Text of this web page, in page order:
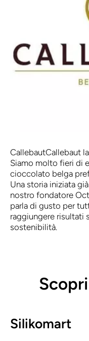
CallebautCallebaut
Siamo molto fieri di
cioccolato belga
Una storia iniziata
nostro fondatore
parla di gusto per
raggiungere risultati
sostenibilità.
Silikomart